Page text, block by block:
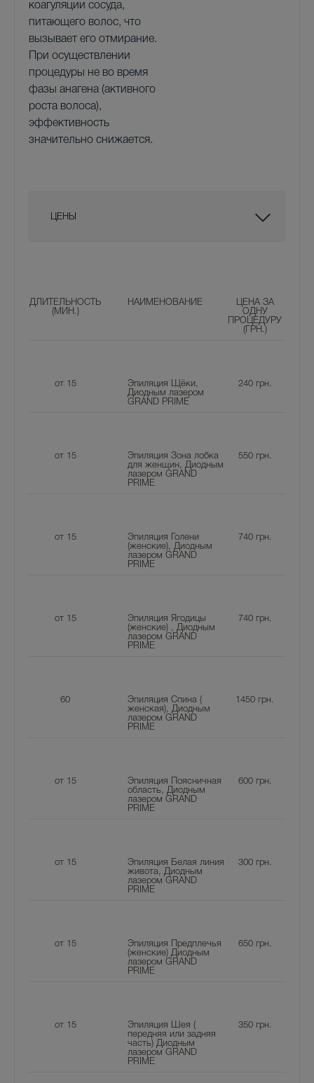
коагуляции сосуда,
питающего волос, что
вызывает его отмирание.
При осуществлении
процедуры не во время
фазы анагена (активного
роста волоса),
эффективность
значительно снижается.
ЦЕНЫ
ДЛИТЕЛЬНОСТЬ
(МИН.)
НАИМЕНОВАНИЕ
ЦЕНА ЗА
ОДНУ
ПРОЦЕДУРУ
(ГРН.)
от 15
Эпиляция Щёки,
Диодным лазером
GRAND PRIME
240грн.
от 15
Эпиляция Зона лобка
для женщин, Диодным
лазером GRAND
PRIME
550грн.
от 15
Эпиляция Голени
(женские), Диодным
лазером GRAND
PRIME
740грн.
от 15
Эпиляция Ягодицы
(женские) , Диодным
лазером GRAND
PRIME
740грн.
60
Эпиляция Спина (
женская), Диодным
лазером GRAND
PRIME
1450 грн.
от 15
Эпиляция Поясничная
область, Диодным
лазером GRAND
PRIME
600грн.
от 15
Эпиляция Белая линия
живота, Диодным
лазером GRAND
PRIME
300грн.
от 15
Эпиляция Предплечья
(женские) Диодным
лазером GRAND
PRIME
650грн.
от 15
Эпиляция Шея (
передняя или задняя
часть) Диодным
лазером GRAND
PRIME
350грн.